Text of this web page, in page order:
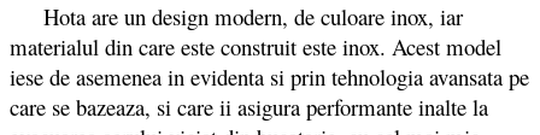
Hota are un design modern, de culoare inox, iar
materialul din care este construit este inox. Acest model
iese de asemenea in evidenta si prin tehnologia avansata pe
care se bazeaza, si care ii asigura performante inalte la